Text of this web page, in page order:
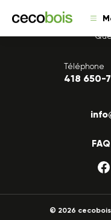
1175,
Téléphone
418 650-
FAQ
© 2026 cecobois